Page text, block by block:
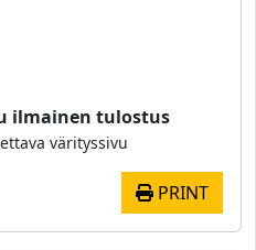
ilmainen tulostus
värityssivu
PRINT